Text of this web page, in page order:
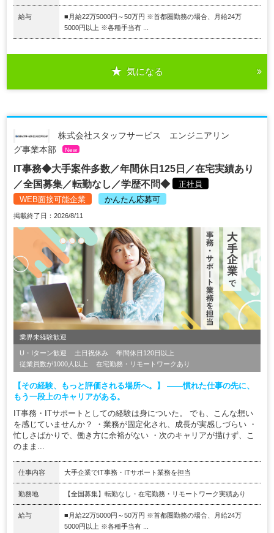
給与
■月給22万5000円～50万円 ※首都圏勤務の場合、月給24万
5000円以上 ※各種手当有 ...
気になる
株式会社スタッフサービス エンジニアリン
グ事業本部
New
IT事務◆大手案件多数／年間休日125日／在宅実績あり
／全国募集／転勤なし／学歴不問◆
正社員
WEB面接可能企業
かんたん応募可
掲載終了日：2026/8/11
業界未経験歓迎
U・Iターン歓迎 土日祝休み
年間休日120日以上
従業員数が1000人以上
在宅勤務・リモートワークあり
【その経験、もっと評価される場所へ。】 ――慣れた仕事の先に、
もう一段上のキャリアがある。
IT事務・ITサポートとしての経験は身についた。 でも、こんな想い
を感じていませんか？ ・業務が固定化され、成長が実感しづらい ・
忙しさばかりで、働き方に余裕がない ・次のキャリアが描けず、こ
のまま...
仕事内容 大手企業でIT事務・ITサポート業務を担当
勤務地 【全国募集】転勤なし・在宅勤務・リモートワーク実績あり
給与
■月給22万5000円～50万円 ※首都圏勤務の場合、月給24万
5000円以上 ※各種手当有 ...